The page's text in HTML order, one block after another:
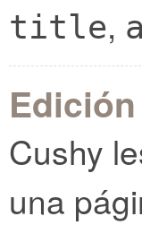
title,
Cushy
una